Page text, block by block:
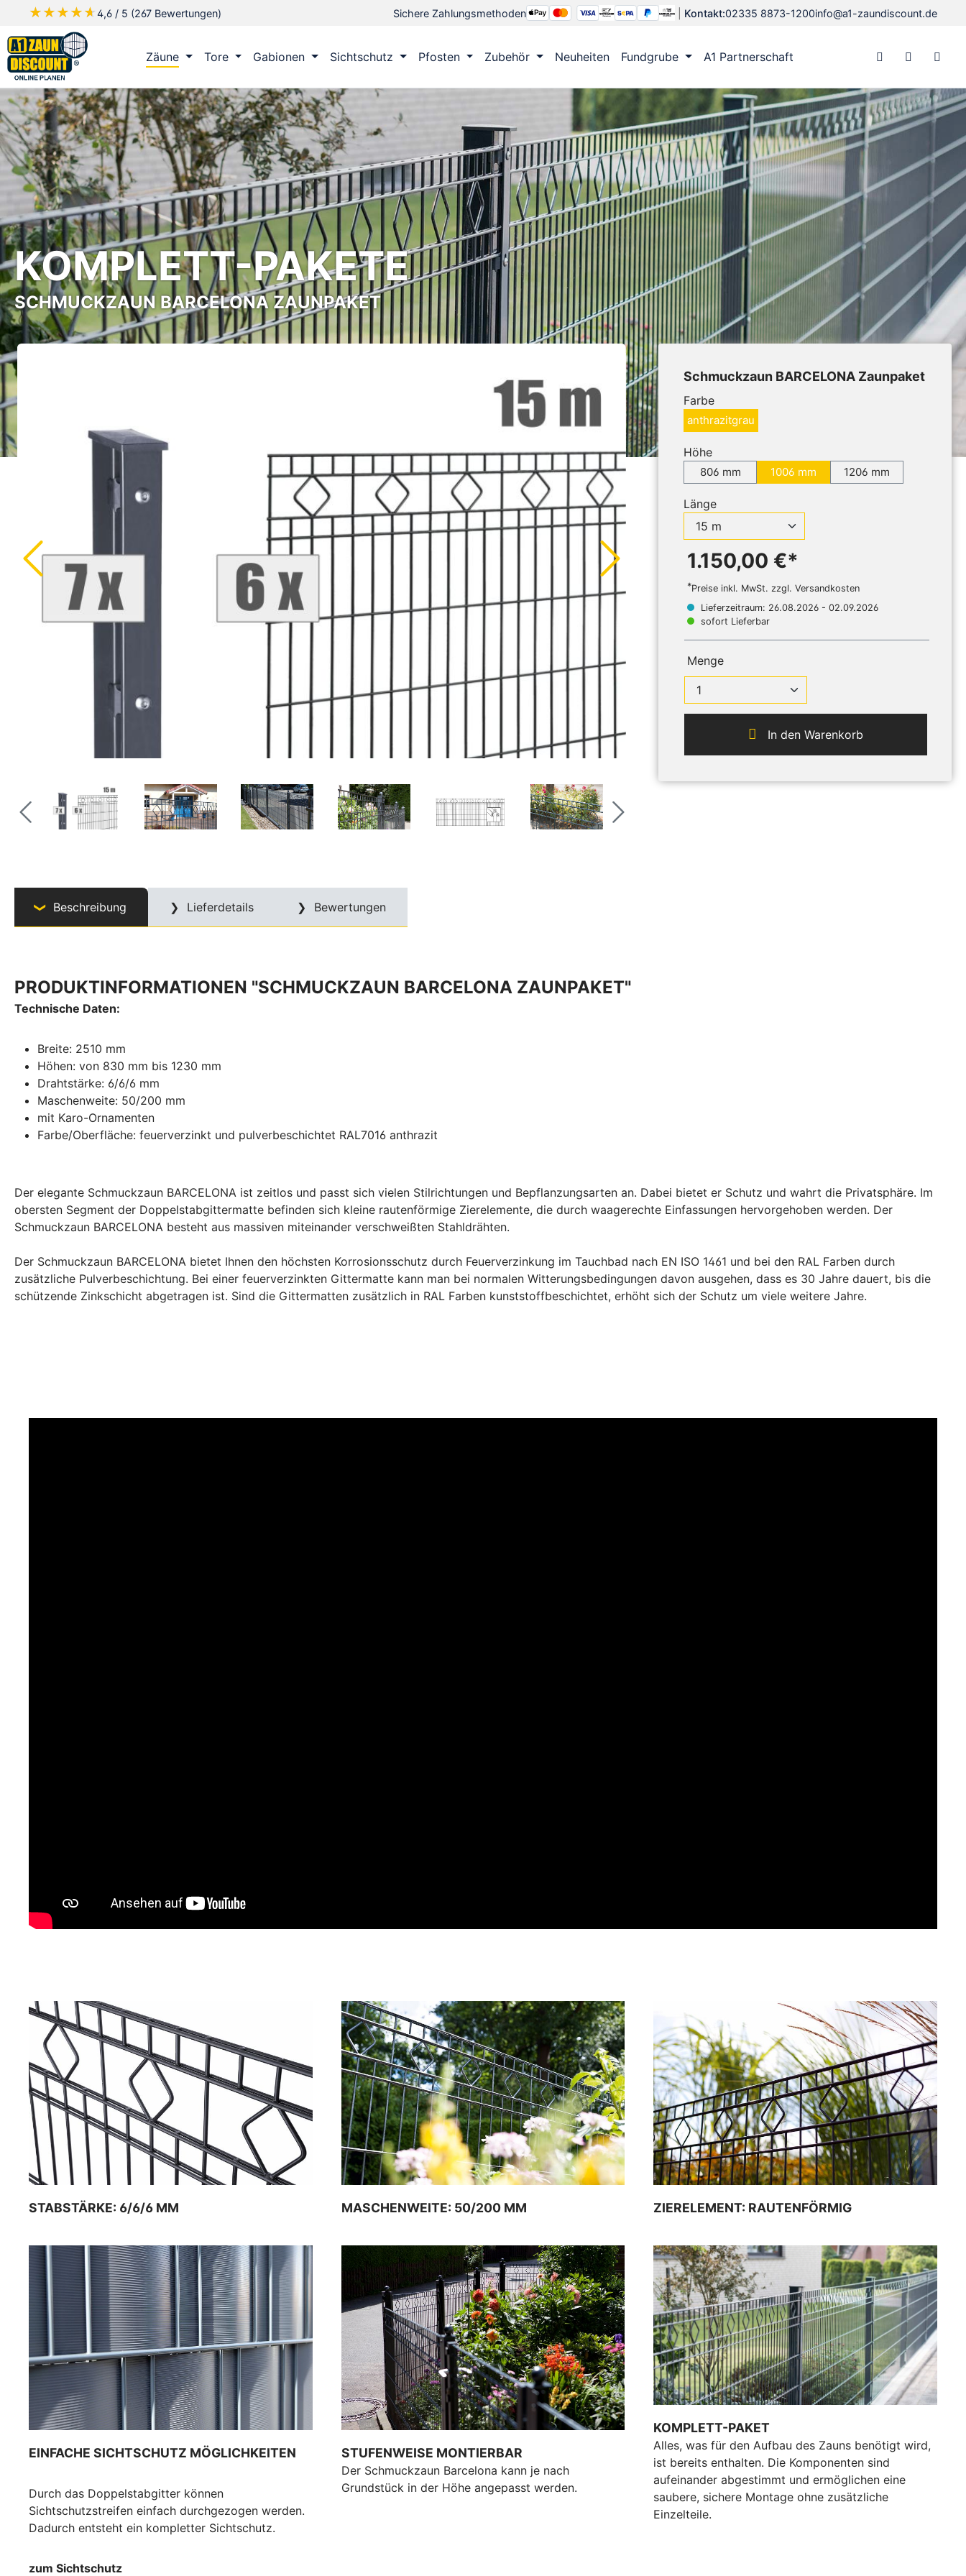
Hauptinhalt springen
Zur Suche springen
Zur Hauptnavigation springen
★★★★★
★★★★★4,6 / 5 (267 Bewertungen) Sichere Zahlungsmethoden Kontakt:02335 8873-1200info@a1-zaundiscount.de
Zäune Tore Gabionen Sichtschutz Pfosten Zubehör Neuheiten Fundgrube A1 Partnerschaft
KOMPLETT-PAKETE
SCHMUCKZAUN BARCELONA ZAUNPAKET
Schmuckzaun BARCELONA Zaunpaket
Farbe
anthrazitgrau
Höhe
806 mm 1006 mm 1206 mm
Länge
1.150,00 €*
*Preise inkl. MwSt. zzgl. Versandkosten
Lieferzeitraum: 26.08.2026 - 02.09.2026
sofort Lieferbar
Menge
In den Warenkorb
Beschreibung Lieferdetails Bewertungen
PRODUKTINFORMATIONEN "SCHMUCKZAUN BARCELONA ZAUNPAKET"
Technische Daten:
Breite: 2510 mm
Höhen: von 830 mm bis 1230 mm
Drahtstärke: 6/6/6 mm
Maschenweite: 50/200 mm
mit Karo-Ornamenten
Farbe/Oberfläche: feuerverzinkt und pulverbeschichtet RAL7016 anthrazit
Der elegante Schmuckzaun BARCELONA ist zeitlos und passt sich vielen Stilrichtungen und Bepflanzungsarten an. Dabei bietet er Schutz und wahrt die Privatsphäre. Im
obersten Segment der Doppelstabgittermatte befinden sich kleine rautenförmige Zierelemente, die durch waagerechte Einfassungen hervorgehoben werden. Der
Schmuckzaun BARCELONA besteht aus massiven miteinander verschweißten Stahldrähten.
Der Schmuckzaun BARCELONA bietet Ihnen den höchsten Korrosionsschutz durch Feuerverzinkung im Tauchbad nach EN ISO 1461 und bei den RAL Farben durch
zusätzliche Pulverbeschichtung. Bei einer feuerverzinkten Gittermatte kann man bei normalen Witterungsbedingungen davon ausgehen, dass es 30 Jahre dauert, bis die
schützende Zinkschicht abgetragen ist. Sind die Gittermatten zusätzlich in RAL Farben kunststoffbeschichtet, erhöht sich der Schutz um viele weitere Jahre.
STABSTÄRKE: 6/6/6 MM MASCHENWEITE: 50/200 MM ZIERELEMENT: RAUTENFÖRMIG
EINFACHE SICHTSCHUTZ MÖGLICHKEITEN
Durch das Doppelstabgitter können
Sichtschutzstreifen einfach durchgezogen werden.
Dadurch entsteht ein kompletter Sichtschutz.
zum Sichtschutz
STUFENWEISE MONTIERBAR
Der Schmuckzaun Barcelona kann je nach
Grundstück in der Höhe angepasst werden.
KOMPLETT-PAKET
Alles, was für den Aufbau des Zauns benötigt wird,
ist bereits enthalten. Die Komponenten sind
aufeinander abgestimmt und ermöglichen eine
saubere, sichere Montage ohne zusätzliche
Einzelteile.